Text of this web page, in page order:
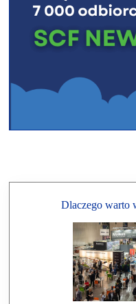
Dlaczego warto